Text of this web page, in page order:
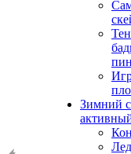
Зимний